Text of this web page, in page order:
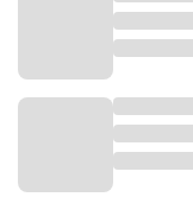
“Korban ternyata
temannya yang
bersekolah,” kata